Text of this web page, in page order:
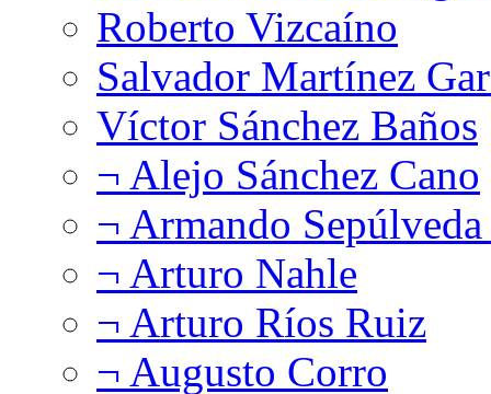
Roberto Vizcaíno
Salvador Martínez
Víctor Sánchez Baños
¬ Alejo Sánchez Cano
¬ Armando
¬ Arturo Nahle
¬ Arturo Ríos Ruiz
¬ Augusto Corro